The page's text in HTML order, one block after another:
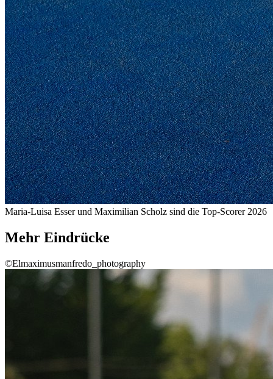
Maria-Luisa Esser und Maximilian Scholz sind die Top-Scorer 2026
Mehr Eindrücke
©Elmaximusmanfredo_photography